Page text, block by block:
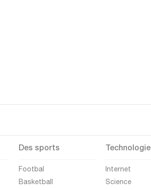
Des sports
Footbal
Basketball
Technologie
Internet
Science